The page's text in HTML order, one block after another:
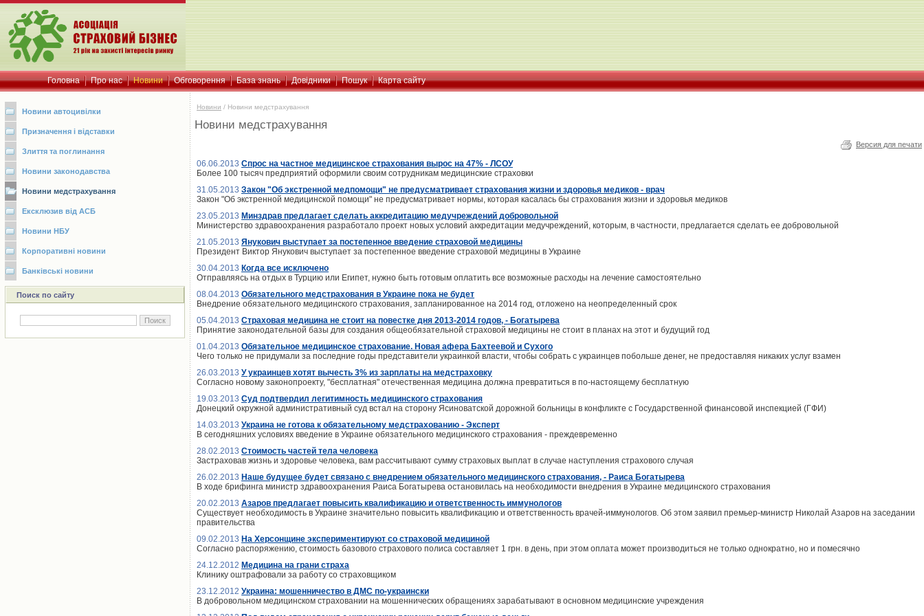
Головна Про нас Новини Обговорення База знань Довідники Пошук Карта сайту
Новини автоцивілки
Призначення і відставки
Злиття та поглинання
Новини законодавства
Новини медстрахування
Ексклюзив від АСБ
Новини НБУ
Корпоративні новини
Банківські новини
Поиск по сайту
Новини / Новини медстрахування
Новини медстрахування
Версия для печати
06.06.2013 Спрос на частное медицинское страхования вырос на 47% - ЛСОУ
Более 100 тысяч предприятий оформили своим сотрудникам медицинские страховки
31.05.2013 Закон "Об экстренной медпомощи" не предусматривает страхования жизни и здоровья медиков - врач
Закон "Об экстренной медицинской помощи" не предусматривает нормы, которая касалась бы страхования жизни и здоровья медиков
23.05.2013 Минздрав предлагает сделать аккредитацию медучреждений добровольной
Министерство здравоохранения разработало проект новых условий аккредитации медучреждений, которым, в частности, предлагается сделать ее добровольной
21.05.2013 Янукович выступает за постепенное введение страховой медицины
Президент Виктор Янукович выступает за постепенное введение страховой медицины в Украине
30.04.2013 Когда все исключено
Отправляясь на отдых в Турцию или Египет, нужно быть готовым оплатить все возможные расходы на лечение самостоятельно
08.04.2013 Обязательного медстрахования в Украине пока не будет
Внедрение обязательного медицинского страхования, запланированное на 2014 год, отложено на неопределенный срок
05.04.2013 Страховая медицина не стоит на повестке дня 2013-2014 годов, - Богатырева
Принятие законодательной базы для создания общеобязательной страховой медицины не стоит в планах на этот и будущий год
01.04.2013 Обязательное медицинское страхование. Новая афера Бахтеевой и Сухого
Чего только не придумали за последние годы представители украинкой власти, чтобы собрать с украинцев побольше денег, не предоставляя никаких услуг взамен
26.03.2013 У украинцев хотят вычесть 3% из зарплаты на медстраховку
Согласно новому законопроекту, "бесплатная" отечественная медицина должна превратиться в по-настоящему бесплатную
19.03.2013 Суд подтвердил легитимность медицинского страхования
Донецкий окружной административный суд встал на сторону Ясиноватской дорожной больницы в конфликте с Государственной финансовой инспекцией (ГФИ)
14.03.2013 Украина не готова к обязательному медстрахованию - Эксперт
В сегодняшних условиях введение в Украине обязательного медицинского страхования - преждевременно
28.02.2013 Стоимость частей тела человека
Застраховав жизнь и здоровье человека, вам рассчитывают сумму страховых выплат в случае наступления страхового случая
26.02.2013 Наше будущее будет связано с внедрением обязательного медицинского страхования, - Раиса Богатырева
В ходе брифинга министр здравоохранения Раиса Богатырева остановилась на необходимости внедрения в Украине медицинского страхования
20.02.2013 Азаров предлагает повысить квалификацию и ответственность иммунологов
Существует необходимость в Украине значительно повысить квалификацию и ответственность врачей-иммунологов. Об этом заявил премьер-министр Николай Азаров на заседании
правительства
09.02.2013 На Херсонщине экспериментируют со страховой медициной
Согласно распоряжению, стоимость базового страхового полиса составляет 1 грн. в день, при этом оплата может производиться не только однократно, но и помесячно
24.12.2012 Медицина на грани страха
Клинику оштрафовали за работу со страховщиком
23.12.2012 Украина: мошенничество в ДМС по-украински
В добровольном медицинском страховании на мошеннических обращениях зарабатывают в основном медицинские учреждения